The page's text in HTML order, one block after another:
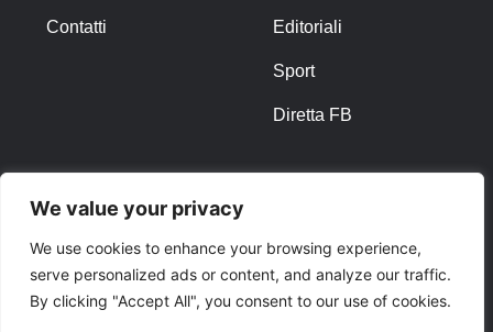
We value your privacy
We use cookies to enhance your browsing experience,
serve personalized ads or content, and analyze our traffic.
By clicking "Accept All", you consent to our use of cookies.
Contatti Editoriali
Sport
Diretta FB
Privacy Policy